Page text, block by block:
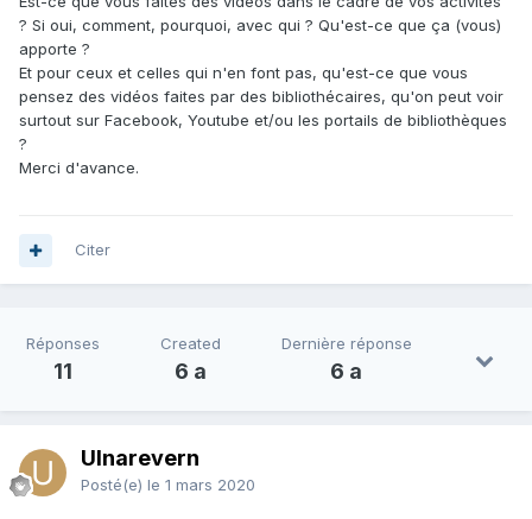
? Si oui, comment, pourquoi, avec qui ? Qu'est-ce que ça (vous)
apporte ?
Et pour ceux et celles qui n'en font pas, qu'est-ce que vous
pensez des vidéos faites par des bibliothécaires, qu'on peut voir
surtout sur Facebook, Youtube et/ou les portails de bibliothèques
?
Merci d'avance.
Citer
Réponses
11
Created
6 a
Dernière réponse
6 a
Ulnarevern
Posté(e) le 1 mars 2020